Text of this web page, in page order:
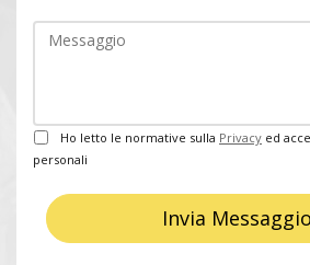
Privacy
Ho letto le normative sulla Privacy ed
personali
Invia Messaggio